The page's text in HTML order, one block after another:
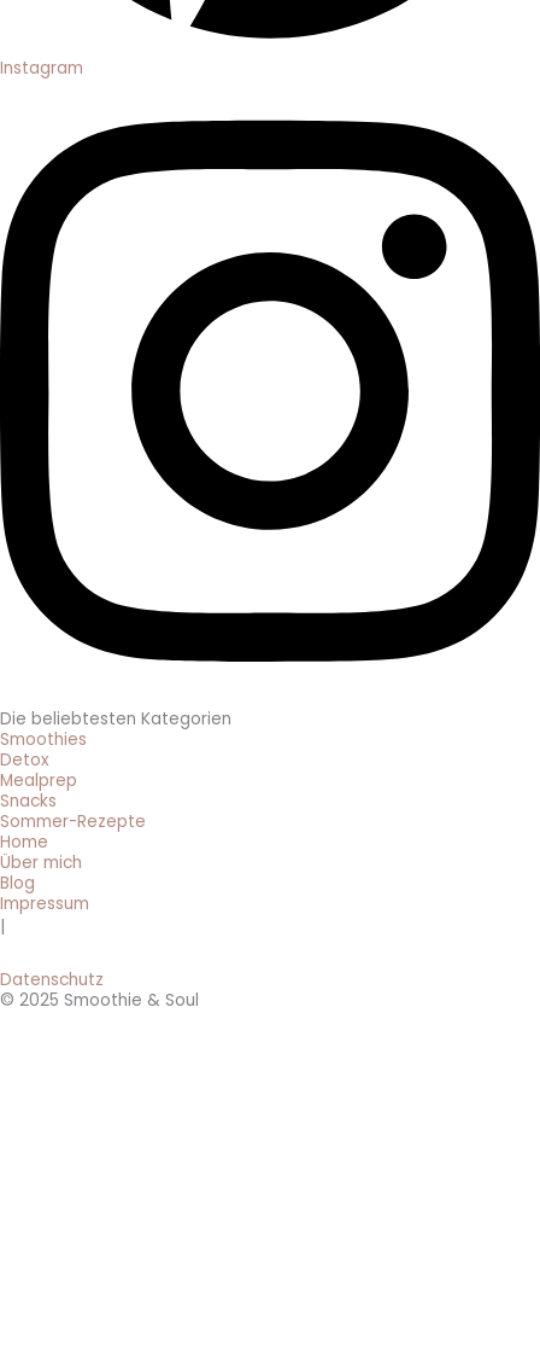
Instagram
Die beliebtesten Kategorien
Smoothies
Detox
Mealprep
Snacks
Sommer-Rezepte
Home
Über mich
Blog
Impressum
|
Datenschutz
© 2025 Smoothie & Soul